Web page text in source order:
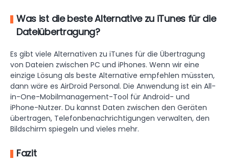
Was ist die beste Alternative zu iTunes für die
Dateiübertragung?
Es gibt viele Alternativen zu iTunes für die Übertragung
von Dateien zwischen PC und iPhones. Wenn wir eine
einzige Lösung als beste Alternative empfehlen müssten,
dann wäre es AirDroid Personal. Die Anwendung ist ein All-
in-One-Mobilmanagement-Tool für Android- und
iPhone-Nutzer. Du kannst Daten zwischen den Geräten
übertragen, Telefonbenachrichtigungen verwalten, den
Bildschirm spiegeln und vieles mehr.
Fazit